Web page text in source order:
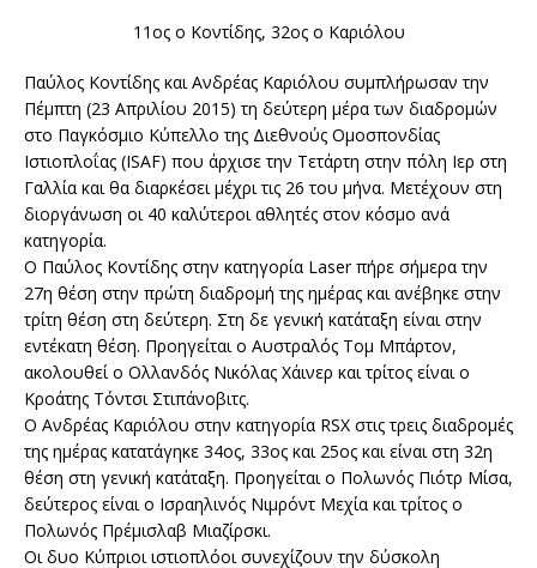
11ος ο Κοντίδης, 32ος ο Καριόλου
Παύλος Κοντίδης και Ανδρέας Καριόλου συμπλήρωσαν την
Πέμπτη (23 Απριλίου 2015) τη δεύτερη μέρα των διαδρομών
στο Παγκόσμιο Κύπελλο της Διεθνούς Ομοσπονδίας
Ιστιοπλοΐας (ISAF) που άρχισε την Τετάρτη στην πόλη Ιερ στη
Γαλλία και θα διαρκέσει μέχρι τις 26 του μήνα. Μετέχουν στη
διοργάνωση οι 40 καλύτεροι αθλητές στον κόσμο ανά
κατηγορία.
Ο Παύλος Κοντίδης στην κατηγορία Laser πήρε σήμερα την
27η θέση στην πρώτη διαδρομή της ημέρας και ανέβηκε στην
τρίτη θέση στη δεύτερη. Στη δε γενική κατάταξη είναι στην
εντέκατη θέση. Προηγείται ο Αυστραλός Τομ Μπάρτον,
ακολουθεί ο Ολλανδός Νικόλας Χάινερ και τρίτος είναι ο
Κροάτης Τόντσι Στιπάνοβιτς.
Ο Ανδρέας Καριόλου στην κατηγορία RSX στις τρεις διαδρομές
της ημέρας κατατάγηκε 34ος, 33ος και 25ος και είναι στη 32η
θέση στη γενική κατάταξη. Προηγείται ο Πολωνός Πιότρ Μίσα,
δεύτερος είναι ο Ισραηλινός Νιμρόντ Μεχία και τρίτος ο
Πολωνός Πρέμισλαβ Μιαζίρσκι.
Οι δυο Κύπριοι ιστιοπλόοι συνεχίζουν την δύσκολη